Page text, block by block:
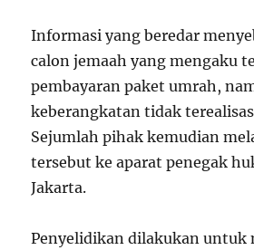
Informasi yang beredar
calon jemaah yang mengaku
pembayaran paket umrah,
keberangkatan tidak
Sejumlah pihak kemudian
tersebut ke aparat penegak
Jakarta.
Penyelidikan dilakukan untuk